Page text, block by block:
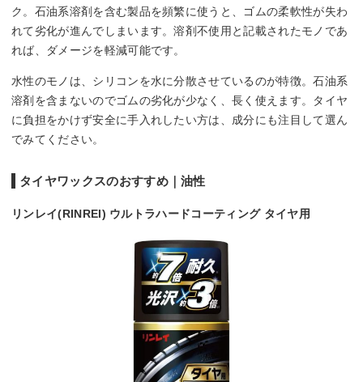
ク。石油系溶剤を含む製品を頻繁に使うと、ゴムの柔軟性が失わ
れて劣化が進んでしまいます。溶剤不使用と記載されたモノであ
れば、ダメージを軽減可能です。
水性のモノは、シリコンを水に分散させているのが特徴。石油系
溶剤を含まないのでゴムの劣化が少なく、長く使えます。タイヤ
に負担をかけず安全に手入れしたい方は、成分にも注目して選ん
でみてください。
タイヤワックスのおすすめ｜油性
リンレイ(RINREI) ウルトラハードコーティング タイヤ用